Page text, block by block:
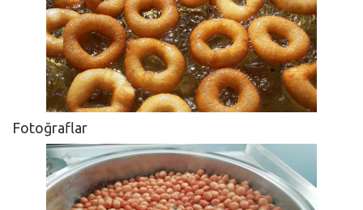
Fotoğraflar